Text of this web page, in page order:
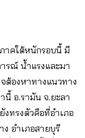
าคใต้หนักรอบนี้ มี
รณ์ น้ำแรงและมา
ต้องหาทางแนวทาง
นี้ อ.รามัน จ.ยะลา
ทรงตัวคือที่อำเภอ
อำเภอสายบุรี